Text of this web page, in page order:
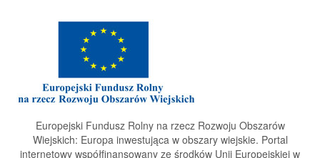
Europejski Fundusz Rolny na rzecz Rozwoju Obszarów
Wiejskich: Europa inwestująca w obszary wiejskie. Portal
internetowy współfinansowany ze środków Unii Europejskiej w